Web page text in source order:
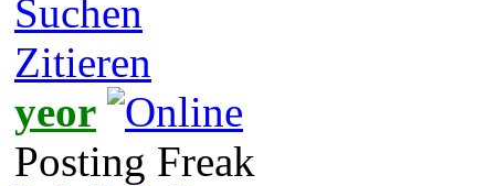
Suchen
Zitieren
yeor
Posting Freak